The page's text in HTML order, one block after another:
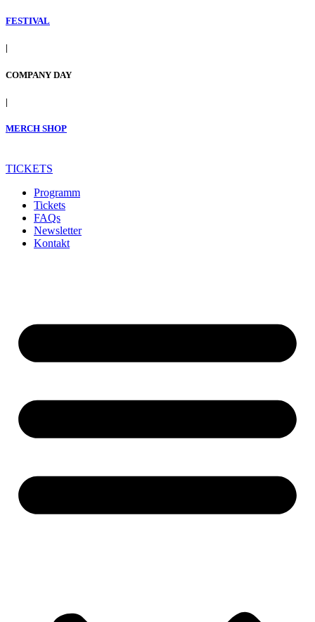
FESTIVAL
|
COMPANY DAY
|
MERCH SHOP
TICKETS
Programm
Tickets
FAQs
Newsletter
Kontakt